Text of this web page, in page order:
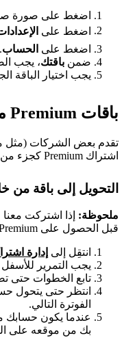
اضغط على صورة
اضغط على
اضغط على الحساب.
ضمن باقتك، يجب
يجب اختيار الباقة
باقات Premium من خلال الشركاء
تقدم بعض الشركات (مثل
اشتراك Premium كجزء من باقة اشتراكها.
التحويل إلى باقة من
ملحوظة: إذا اشتركت معنا
قبل الحصول على Premium من خلال شريك.
انتقِل إلى إدارة
يجب التمرير
تابع الخطوات حتى
انتظر حتى يتحول
الفوترة التالي.
عندما يكون حسابك
بك من موقعه على